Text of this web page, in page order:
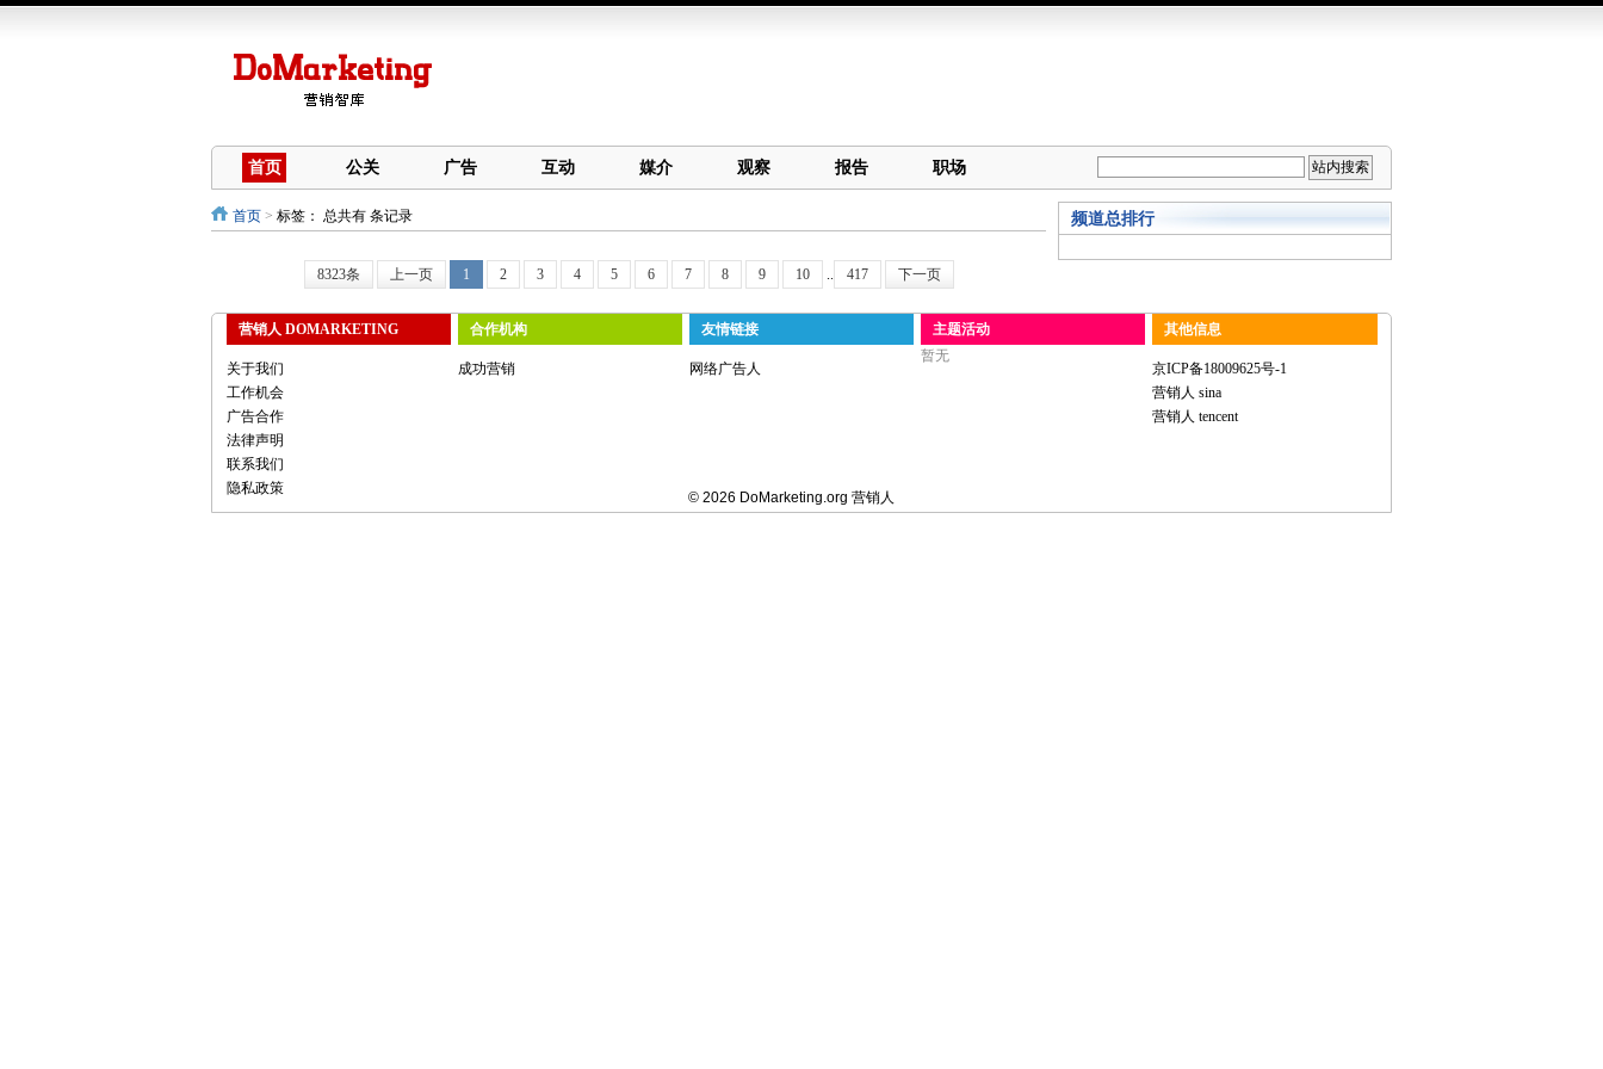
首页 公关 广告 互动 媒介 观察 报告 职场
首页 > 标签： 总共有 条记录
8323条 上一页 1 2 3 4 5 6 7 8 9 10 .. 417 下一页
频道总排行
营销人 DOMARKETING
关于我们
工作机会
广告合作
法律声明
联系我们
隐私政策
合作机构
成功营销
友情链接
网络广告人
主题活动
暂无
其他信息
京ICP备18009625号-1
营销人 sina
营销人 tencent
© 2026 DoMarketing.org 营销人